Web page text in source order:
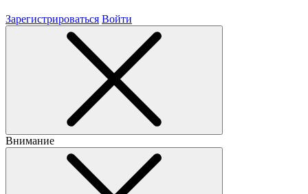
Зарегистрироваться Войти
Внимание